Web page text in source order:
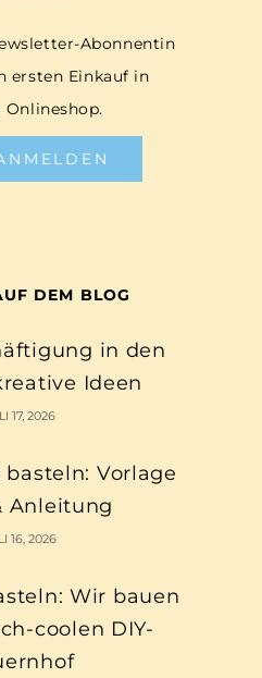
Abonnentin
ersten Einkauf in
Onlineshop.
DEM BLOG
in den
Ideen
17, 2026
Vorlage
Anleitung
16, 2026
Wir bauen
coolen DIY-